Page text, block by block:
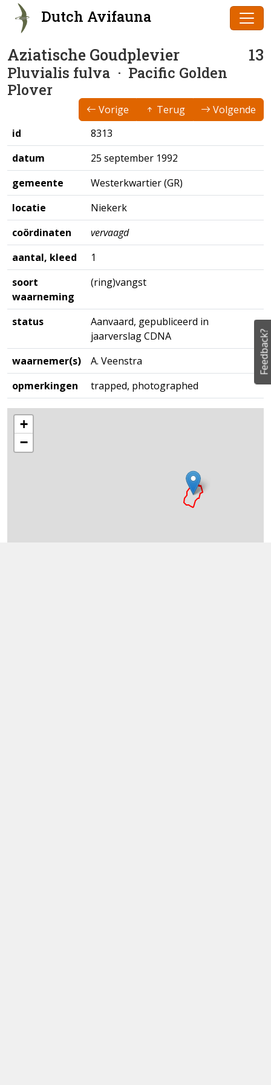
Dutch Avifauna
Aziatische Goudplevier 13
Pluvialis fulva · Pacific Golden
Plover
Vorige Terug
Volgende
id
8313
datum
25 september 1992
gemeente
Westerkwartier (GR)
locatie
Niekerk
coördinaten
vervaagd
aantal, kleed
1
soort
waarneming
(ring)vangst
status
Aanvaard, gepubliceerd in
jaarverslag CDNA
waarnemer(s)
A. Veenstra
opmerkingen
trapped, photographed
+
−
Feedback?